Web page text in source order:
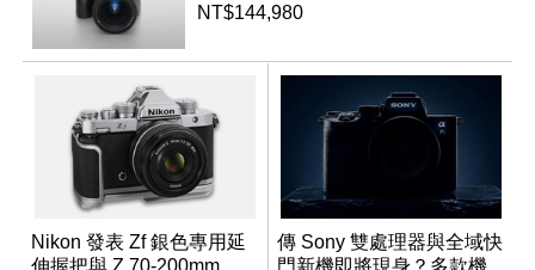
NT$144,980
Nikon 發表 Zf 銀色專用延
伸握把與 Z 70-200mm
傳 Sony 雙處理器與全域快
門新機即將現身？多款機